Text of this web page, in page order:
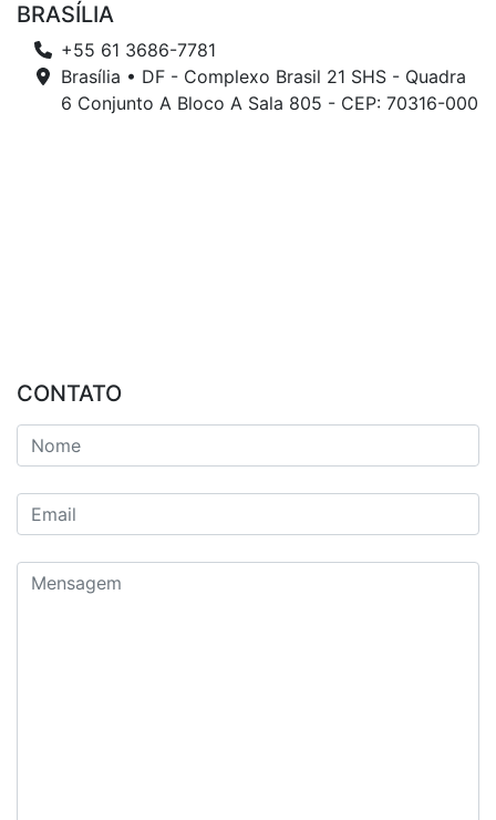
BRASÍLIA
+55 61 3686-7781
Brasília • DF - Complexo Brasil 21 SHS - Quadra
6 Conjunto A Bloco A Sala 805 - CEP: 70316-000
CONTATO